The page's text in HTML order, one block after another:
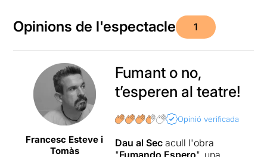
Opinions de l'espectacle 1
Francesc Esteve i
Tomàs
Fumant o no,
t’esperen al teatre!
Opinió verificada
Dau al Secacull l'obra
"Fumando Espero", una